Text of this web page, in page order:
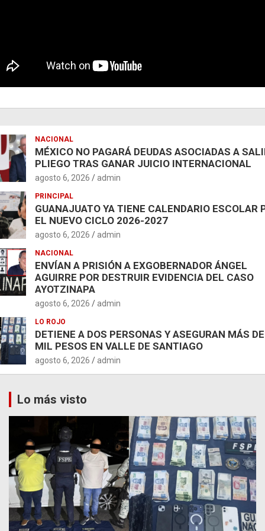
NACIONAL
MÉXICO NO PAGARÁ DEUDAS ASOCIADAS A
PLIEGO TRAS GANAR JUICIO INTERNACIONAL
agosto 6, 2026 admin
PRINCIPAL
GUANAJUATO YA TIENE CALENDARIO ESCOLAR
EL NUEVO CICLO 2026-2027
agosto 6, 2026 admin
NACIONAL
ENVÍAN A PRISIÓN A EXGOBERNADOR ÁNGEL
AGUIRRE POR DESTRUIR EVIDENCIA DEL CASO
AYOTZINAPA
agosto 6, 2026 admin
LO ROJO
DETIENE A DOS PERSONAS Y ASEGURAN MÁS
MIL PESOS EN VALLE DE SANTIAGO
agosto 6, 2026 admin
Lo más visto